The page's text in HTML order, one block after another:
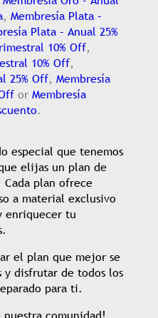
, Membresía Plata –
Plata – Anual 25%
10% Off,
10% Off,
25% Off, Membresía
or Membresía
.
especial que tenemos
elijas un plan de
plan ofrece
a material exclusivo
enriquecer tu
el plan que mejor se
y disfrutar de todos los
para ti.